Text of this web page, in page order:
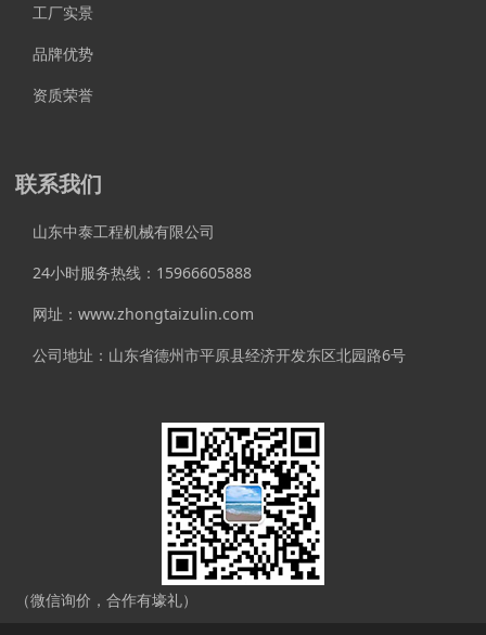
工厂实景
品牌优势
资质荣誉
联系我们
山东中泰工程机械有限公司
24小时服务热线：15966605888
网址：www.zhongtaizulin.com
公司地址：山东省德州市平原县经济开发东区北园路6号
（微信询价，合作有壕礼）